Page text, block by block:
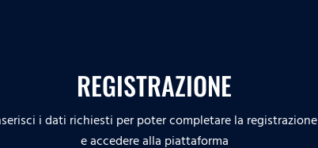
REGISTRAZIONE
i dati richiesti per poter completare la registrazione
e accedere alla piattaforma